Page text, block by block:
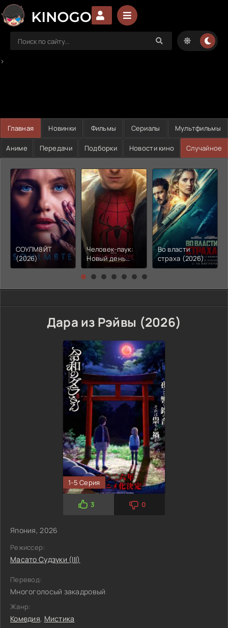
>
Главная Новинки Фильмы Сериалы Мультфильмы
Аниме Передачи Подборки Новости кино Случайное
СОУЛМ8ЙТ
(2026)
Человек-паук:
Новый день
(2026)
Во власти
страха (2026)
Дара из Рэйвы (2026)
1-5 Серия
3 0
Япония, 2026
Режиссер:
Масато Судзуки (III)
Перевод:
Многоголосый закадровый
Жанр:
Комедия, Мистика